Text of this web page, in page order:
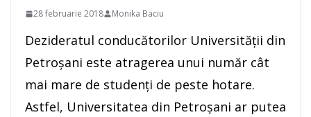
28 februarie 2018 Monika Baciu
Dezideratul conducătorilor Universității din
Petroșani este atragerea unui număr cât
mai mare de studenți de peste hotare.
Astfel, Universitatea din Petroșani ar putea